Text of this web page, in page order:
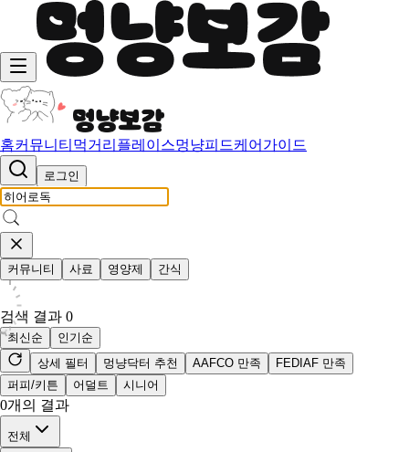
홈커뮤니티 먹거리 플레이스멍냥피드케어가이드
로그인
커뮤니티 사료 영양제 간식
검색 결과 0
최신순
인기순
상세 필터
멍냥닥터 추천 AAFCO 만족
FEDIAF 만족
퍼피/키튼
어덜트 시니어
0개의 결과
전체